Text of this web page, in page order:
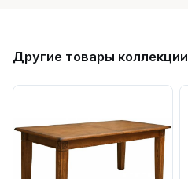
Другие товары коллекции